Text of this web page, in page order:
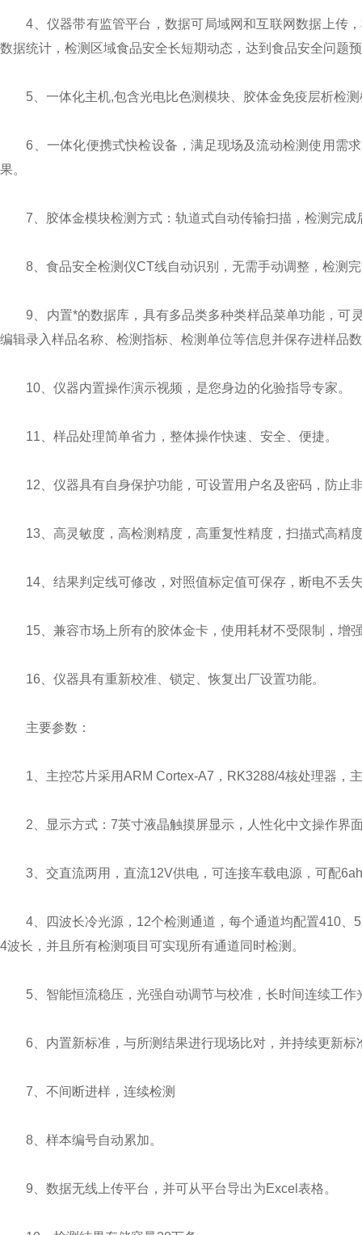
4、仪器带有监管平台，数据可局域网和互联网数据上传，
数据统计，检测区域食品安全长短期动态，达到食品安全问题
5、一体化主机,包含光电比色测模块、胶体金免疫层析检测
6、一体化便携式快检设备，满足现场及流动检测使用需求
果。
7、胶体金模块检测方式：轨道式自动传输扫描，检测完成
8、食品安全检测仪CT线自动识别，无需手动调整，检测完
9、内置*的数据库，具有多品类多种类样品菜单功能，可
编辑录入样品名称、检测指标、检测单位等信息并保存进样品
10、仪器内置操作演示视频，是您身边的化验指导专家。
11、样品处理简单省力，整体操作快速、安全、便捷。
12、仪器具有自身保护功能，可设置用户名及密码，防止
13、高灵敏度，高检测精度，高重复性精度，扫描式高精
14、结果判定线可修改，对照值标定值可保存，断电不丢
15、兼容市场上所有的胶体金卡，使用耗材不受限制，增
16、仪器具有重新校准、锁定、恢复出厂设置功能。
主要参数：
1、主控芯片采用ARM Cortex-A7，RK3288/4核处理器，
2、显示方式：7英寸液晶触摸屏显示，人性化中文操作界
3、交直流两用，直流12V供电，可连接车载电源，可配
4、四波长冷光源，12个检测通道，每个通道均配置410、
4波长，并且所有检测项目可实现所有通道同时检测。
5、智能恒流稳压，光强自动调节与校准，长时间连续工作
6、内置新标准，与所测结果进行现场比对，并持续更新标
7、不间断进样，连续检测
8、样本编号自动累加。
9、数据无线上传平台，并可从平台导出为Excel表格。